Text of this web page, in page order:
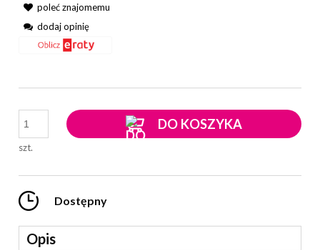
poleć znajomemu
dodaj opinię
szt.
DO KOSZYKA
Dostępny
Opis